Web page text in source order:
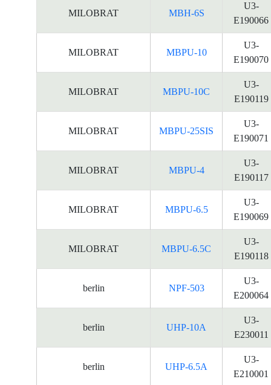
MILOBRAT MBH-6S
U3-
E190066
MILOBRAT MBPU-10
U3-
E190070
MILOBRAT MBPU-10C
U3-
E190119
MILOBRAT MBPU-25SIS
U3-
E190071
MILOBRAT MBPU-4
U3-
E190117
MILOBRAT MBPU-6.5
U3-
E190069
MILOBRAT MBPU-6.5C
U3-
E190118
berlin NPF-503
U3-
E200064
berlin UHP-10A
U3-
E230011
berlin UHP-6.5A
U3-
E210001